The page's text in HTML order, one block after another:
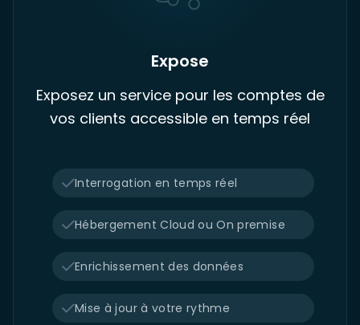
Expose
Exposez un service pour les comptes de
vos clients accessible en temps réel
Interrogation en temps réel
Hébergement Cloud ou On premise
Enrichissement des données
Mise à jour à votre rythme